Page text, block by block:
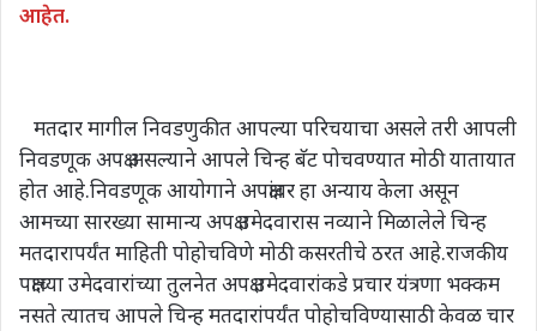
आहेत.
मतदार मागील निवडणुकीत आपल्या परिचयाचा असले तरी आपली
निवडणूक अपक्ष असल्याने आपले चिन्ह बॅट पोचवण्यात मोठी यातायात
होत आहे.निवडणूक आयोगाने अपक्षांवर हा अन्याय केला असून
आमच्या सारख्या सामान्य अपक्ष उमेदवारास नव्याने मिळालेले चिन्ह
मतदारापर्यंत माहिती पोहोचविणे मोठी कसरतीचे ठरत आहे.राजकीय
पक्षाच्या उमेदवारांच्या तुलनेत अपक्ष उमेदवारांकडे प्रचार यंत्रणा भक्कम
नसते त्यातच आपले चिन्ह मतदारांपर्यंत पोहोचविण्यासाठी केवळ चार